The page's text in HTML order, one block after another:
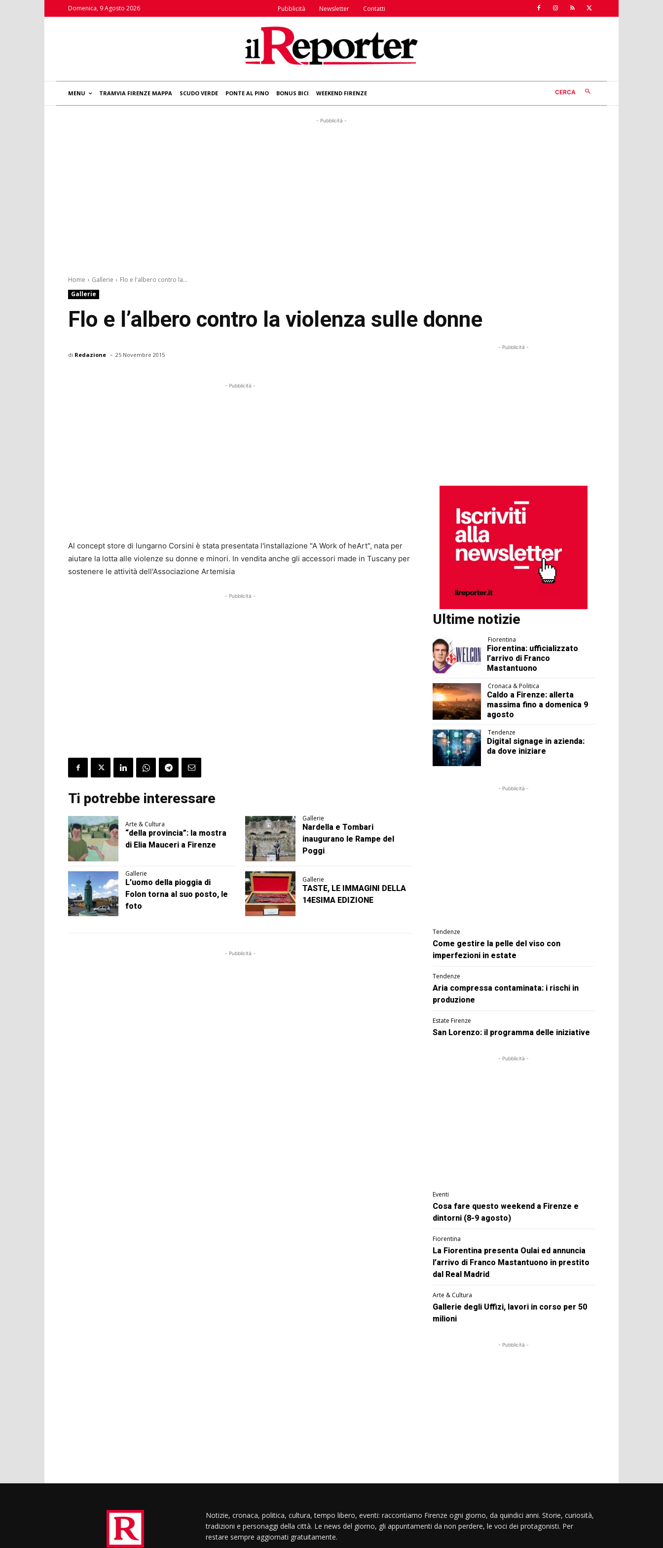
Domenica, 9 Agosto 2026 Pubblicità Newsletter Contatti
MENU TRAMVIA FIRENZE MAPPA SCUDO VERDE PONTE AL PINO BONUS BICI WEEKEND FIRENZE CERCA
- Pubblicità -
Home Gallerie
Flo e l'albero contro la...
Gallerie
Flo e l’albero contro la violenza sulle donne
di Redazione - 25 Novembre 2015
- Pubblicità -
Al concept store di lungarno Corsini è stata presentata l'installazione "A Work of heArt", nata per
aiutare la lotta alle violenze su donne e minori. In vendita anche gli accessori made in Tuscany per
sostenere le attività dell'Associazione Artemisia
- Pubblicità -
Ti potrebbe interessare
Arte & Cultura
“della provincia”: la mostra
di Elia Mauceri a Firenze
Gallerie
Nardella e Tombari
inaugurano le Rampe del
Poggi
Gallerie
L’uomo della pioggia di
Folon torna al suo posto, le
foto
Gallerie
TASTE, LE IMMAGINI DELLA
14ESIMA EDIZIONE
- Pubblicità -
- Pubblicità -
Ultime notizie
Fiorentina
Fiorentina: ufficializzato
l’arrivo di Franco
Mastantuono
Cronaca & Politica
Caldo a Firenze: allerta
massima fino a domenica 9
agosto
Tendenze
Digital signage in azienda:
da dove iniziare
- Pubblicità -
Tendenze
Come gestire la pelle del viso con
imperfezioni in estate
Tendenze
Aria compressa contaminata: i rischi in
produzione
Estate Firenze
San Lorenzo: il programma delle iniziative
- Pubblicità -
Eventi
Cosa fare questo weekend a Firenze e
dintorni (8-9 agosto)
Fiorentina
La Fiorentina presenta Oulai ed annuncia
l’arrivo di Franco Mastantuono in prestito
dal Real Madrid
Arte & Cultura
Gallerie degli Uffizi, lavori in corso per 50
milioni
- Pubblicità -
Notizie, cronaca, politica, cultura, tempo libero, eventi: raccontiamo Firenze ogni giorno, da quindici anni. Storie, curiosità,
tradizioni e personaggi della città. Le news del giorno, gli appuntamenti da non perdere, le voci dei protagonisti. Per
restare sempre aggiornati gratuitamente.